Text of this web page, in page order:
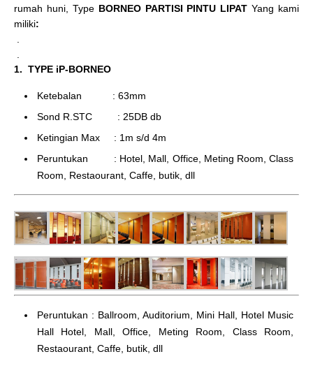
rumah huni, Type BORNEO PARTISI PINTU LIPAT Yang kami
miliki:
1. TYPE iP-BORNEO
Ketebalan : 63mm
Sond R.STC : 25DB db
Ketingian Max : 1m s/d 4m
Peruntukan : Hotel, Mall, Office, Meting Room, Class
Room, Restaourant, Caffe, butik, dll
Peruntukan : Ballroom, Auditorium, Mini Hall, Hotel Music
Hall Hotel, Mall, Office, Meting Room, Class Room,
Restaourant, Caffe, butik, dll